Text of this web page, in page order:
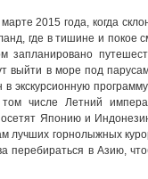
2015 года, когда
где в тишине и покое
выйти в море под
экскурсионную
числе Летний
Японию и
лучших горнолыжных
перебираться в Азию,